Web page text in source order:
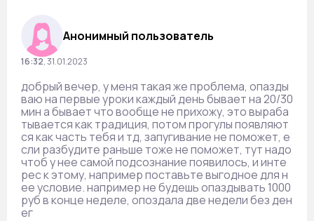
Анонимный пользователь
16:32,31.01.2023
добрый вечер, у меня такая же проблема, опазды
ваю на первые уроки каждый день бывает на 20/30
мин а бывает что вообще не прихожу, это выраба
тывается как традиция, потом прогулы появляют
ся как часть тебя и тд, запугивание не поможет, е
сли разбудите раньше тоже не поможет, тут надо
чтоб у нее самой подсознание появилось, и инте
рес к этому, например поставьте выгодное для н
ее условие. например не будешь опаздывать 1000
руб в конце неделе, опоздала две недели без ден
ег